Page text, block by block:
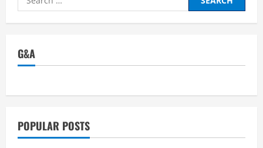
ツ
ィ
良
ミ、
口
コ
ミ、
for:
G&A
POPULAR POSTS